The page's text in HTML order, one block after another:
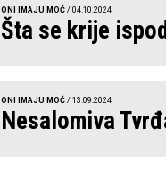
ONI IMAJU MOĆ / 04.10.2024
Šta se krije
ONI IMAJU MOĆ / 13.09.2024
Nesalomiva